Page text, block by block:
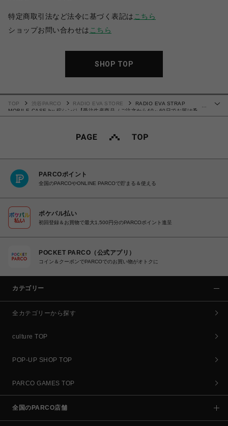
特定商取引法など法令に基づく表記は こちら
ショップお問い合わせは こちら
SHOP TOP
TOP 渋谷PARCO RADIO EVA STORE
RADIO EVA STRAP
MOBILE CASE by 碇シンジ【受注生産商品（ご注文から40～60日でお届け予
定）】
PARCOポイント
全国のPARCOやONLINE PARCOで貯まる＆使える
ポケパル払い
初回登録＆お買物で最大1,500円分のPARCOポイント進呈
POCKET PARCO（公式アプリ）
コイン＆クーポンでPARCOでのお買い物がオトクに
カテゴリー
全カテゴリーから探す
culture TOP
POP-UP SHOP TOP
PARCO GAMES TOP
全国のPARCO店舗